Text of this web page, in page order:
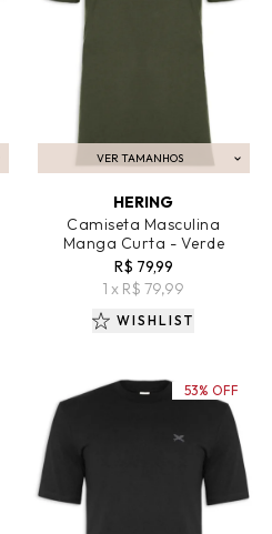
VER TAMANHOS
ADICIONAR AO CARRINHO
HERING
Camiseta Masculina
Manga Curta - Verde
R$ 79,99
1 x R$ 79,99
WISHLIST
53% OFF